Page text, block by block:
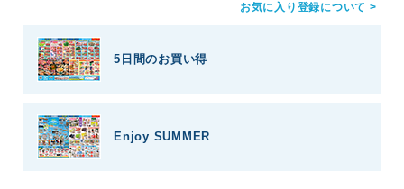
お気に入り登録について >
5日間のお買い得
Enjoy SUMMER